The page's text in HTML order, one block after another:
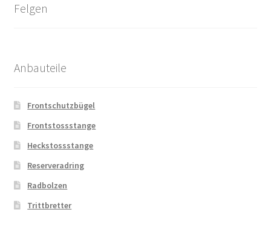
Felgen
Anbauteile
Frontschutzbügel
Frontstossstange
Heckstossstange
Reserveradring
Radbolzen
Trittbretter